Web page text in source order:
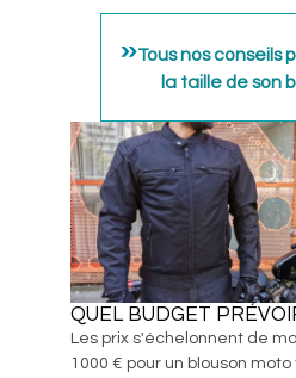
Tous nos conseils
la taille de son
QUEL BUDGET
Les prix s'échelonnent de
1000 € pour un blouson